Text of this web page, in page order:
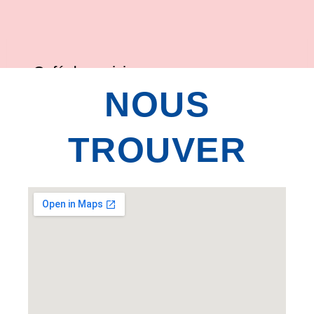
Café des voisins
8 Imp. Haute ChiffolièreNOUS
TROUVER